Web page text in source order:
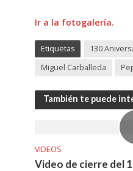
Ir a la fotogalería.
Etiquetas 130
Miguel Carballeda
También te puede
VIDEOS
Video de cierre del